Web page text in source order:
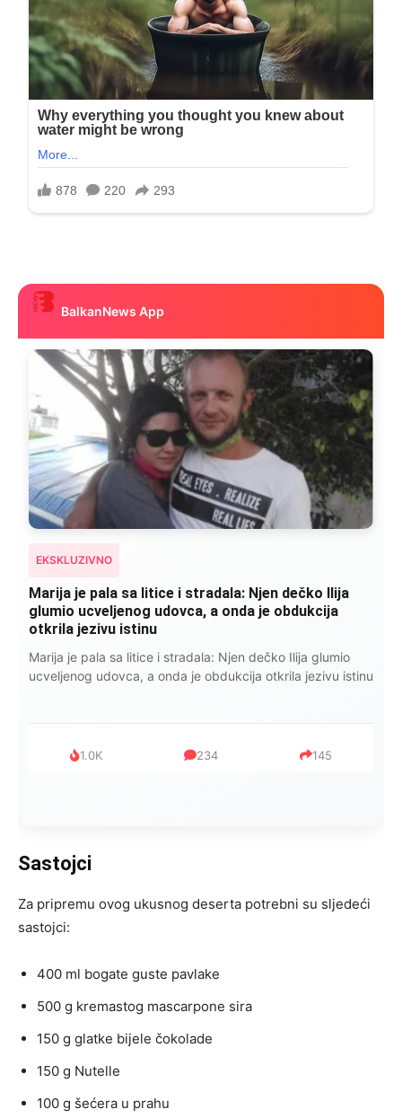
BalkanNews App
EKSKLUZIVNO
Kad se Marin suprug razbolio ona ga kupala,
pelene mu mijenjala: Jedno jutro je poslao po
čokoladu..
Kad se Marin suprug razbolio ona ga kupala, pelene mu
mijenjala: Jedno jutro je poslao po čokoladu..
999 321 234
Sastojci
Za pripremu ovog ukusnog deserta potrebni su sljedeći
sastojci:
400 ml bogate guste pavlake
500 g kremastog mascarpone sira
150 g glatke bijele čokolade
150 g Nutelle
100 g šećera u prahu